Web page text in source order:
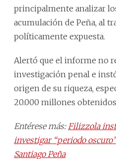
principalmente analizar
acumulación de Peña, al
políticamente expuesta.
Alertó que el informe no
investigación penal e
origen de su riqueza,
20.000 millones
Entérese más: Filizzola
investigar “periodo
Santiago Peña